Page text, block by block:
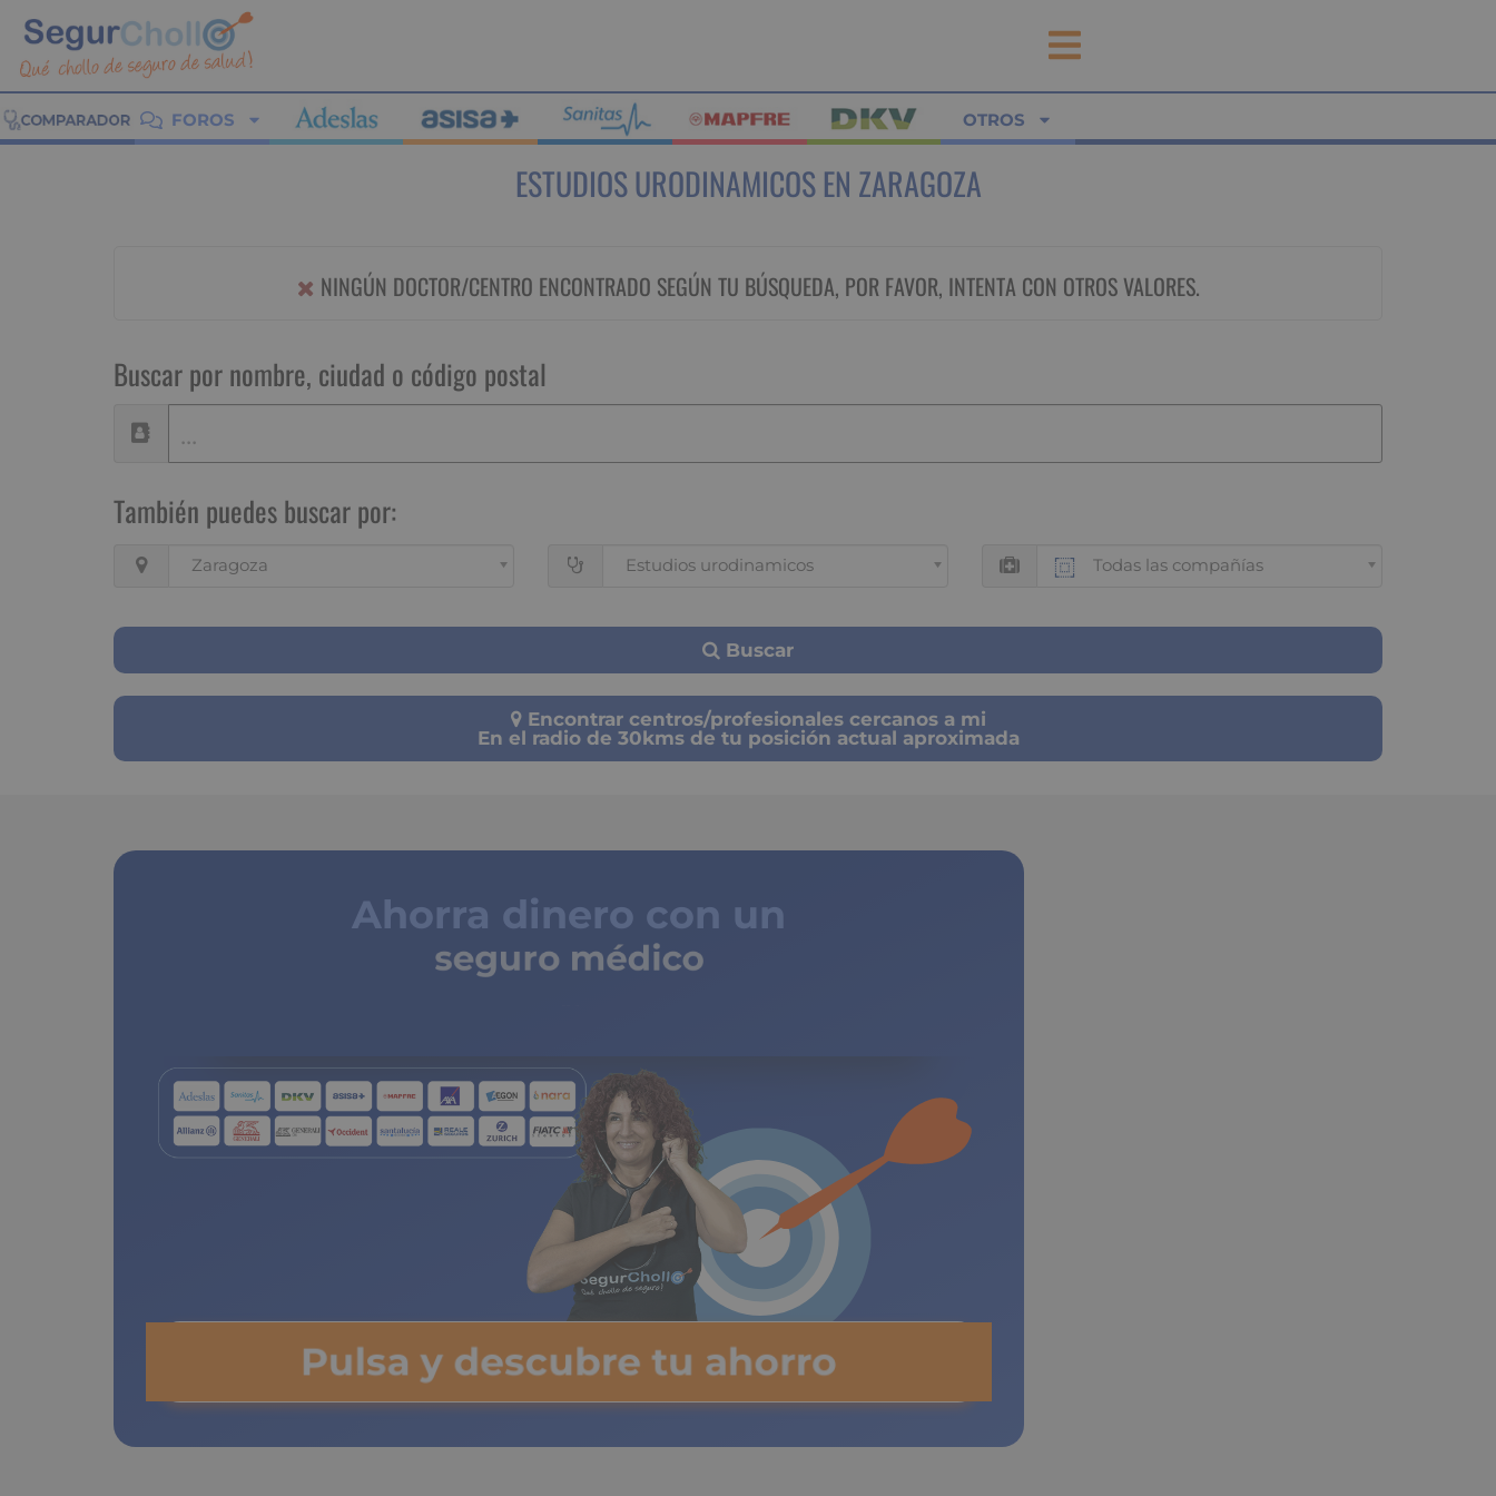
FOROS OTROS
ESTUDIOS URODINAMICOS EN ZARAGOZA
NINGÚN DOCTOR/CENTRO ENCONTRADO SEGÚN TU BÚSQUEDA, POR FAVOR, INTENTA CON OTROS VALORES.
Buscar por nombre, ciudad o código postal
También puedes buscar por:
Zaragoza Estudios urodinamicos Todas las compañías
Buscar
Encontrar centros/profesionales cercanos a mi
En el radio de 30kms de tu posición actual aproximada
Ahorra dinero con un
seguro médico
Pulsa y descubre tu ahorro